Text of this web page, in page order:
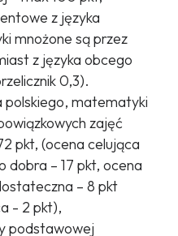
z języka
mnożone są przez
z języka obcego
0,3).
matematyki
zajęć
pkt, (ocena celująca
dobra – 17 pkt, ocena
– 8 pkt
- 2 pkt),
podstawowej